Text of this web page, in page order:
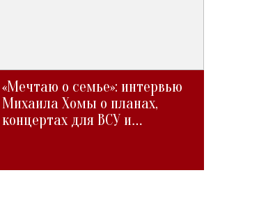
«Мечтаю о семье»: интервью
Михаила Хомы о планах,
концертах для ВСУ и